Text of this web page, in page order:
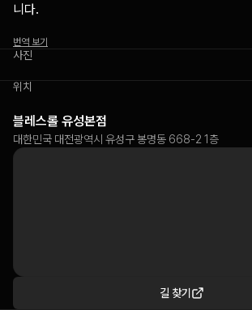
니다.
번역 보기
사진
위치
블레스롤 유성본점
대한민국 대전광역시 유성구 봉명동 668-2 1층
길 찾기